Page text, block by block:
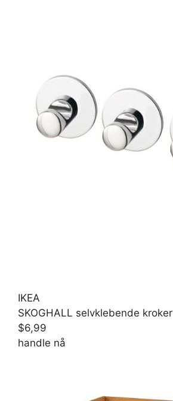
IKEA
SKOGHALL selvklebende kroker
$6,99
handle nå